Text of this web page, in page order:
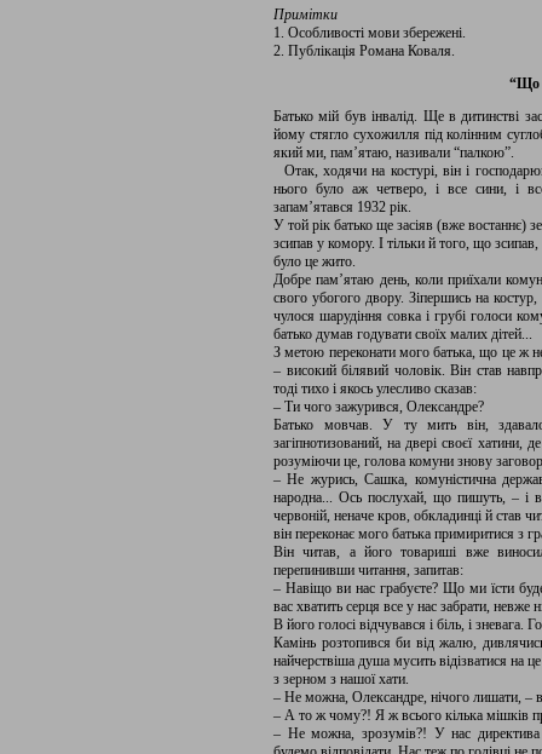
Примітки
1. Особливості мови збережені.
2. Публікація Романа Коваля.
“Що
Батько мій був інвалід. Ще в дитинстві
йому стягло сухожилля під колінним
який ми, пам’ятаю, називали “палкою”.
Отак, ходячи на костурі, він і
нього було аж четверо, і все сини, і
запам’ятався 1932 рік.
У той рік батько ще засіяв (вже востаннє)
зсипав у комору. І тільки й того, що
було це жито.
Добре пам’ятаю день, коли приїхали
свого убогого двору. Зіпершись на
чулося шарудіння совка і грубі голоси
батько думав годувати своїх малих дітей...
З метою переконати мого батька, що це ж
– високий білявий чоловік. Він став
тоді тихо і якось улесливо сказав:
– Ти чого зажурився, Олександре?
Батько мовчав. У ту мить він,
загіпнотизований, на двері своєї
розуміючи це, голова комуни знову
– Не журись, Сашка, комуністична
народна... Ось послухай, що пишуть, – і
червоній, неначе кров, обкладинці й став
він переконає мого батька примиритися з
Він читав, а його товариші вже
перепинивши читання, запитав:
– Навіщо ви нас грабуєте? Що ми їсти
вас хватить серця все у нас забрати,
В його голосі відчувався і біль, і зневага.
Камінь розтопився би від жалю,
найчерствіша душа мусить відізватися на
з зерном з нашої хати.
– Не можна, Олександре, нічого лишати, –
– А то ж чому?! Я ж всього кілька мішків
– Не можна, зрозумів?! У нас